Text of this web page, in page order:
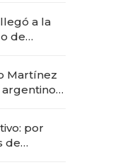
a la
de
Martínez
por
de